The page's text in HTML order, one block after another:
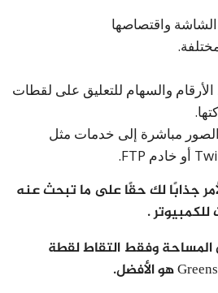
واقتصاصها
والسهام للتعليق على لقطات
مباشرة إلى خدمات مثل
جذابًا لك حقًا على ما تبحث عنه
.
المساحة وفقط التقاط لقطة